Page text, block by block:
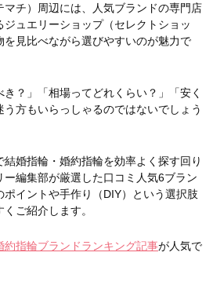
チ）周辺には、人気ブランドの専門店
ュエリーショップ（セレクトショッ
を見比べながら選びやすいのが魅力で
？」「相場ってどれくらい？」「安く
方もいらっしゃるのではないでしょう
婚指輪・婚約指輪を効率よく探す回り
編集部が厳選した口コミ人気6ブラン
ポイントや手作り（DIY）という選択肢
ご紹介します。
約指輪ブランドランキング記事が人気で